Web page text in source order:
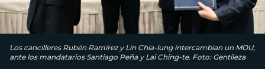
Los cancilleres Rubén Ramírez y Lin Chia-lung intercambian un MOU,
ante los mandatarios Santiago Peña y Lai Ching-te. Foto: Gentileza